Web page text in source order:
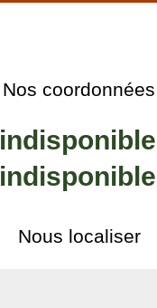
Nos coordonnées
indisponible
indisponible
Nous localiser